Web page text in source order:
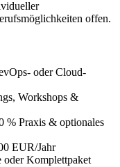
offen.
oder Cloud-
Workshops &
% Praxis & optionales
EUR/Jahr
Komplettpaket